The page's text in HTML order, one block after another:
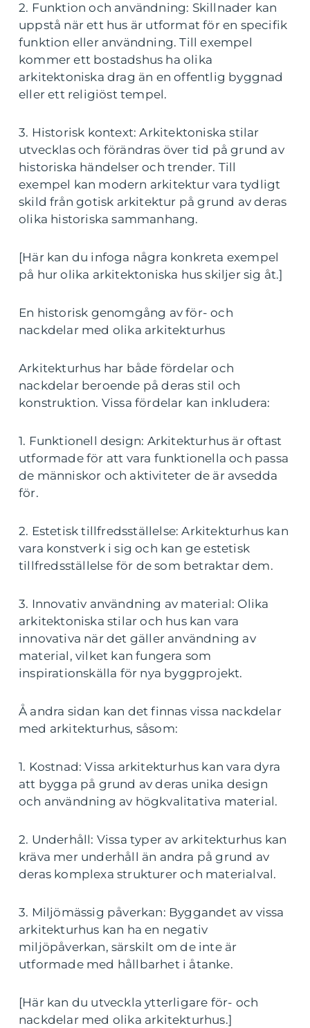
2. Funktion och användning: Skillnader kan
uppstå när ett hus är utformat för en specifik
funktion eller användning. Till exempel
kommer ett bostadshus ha olika
arkitektoniska drag än en offentlig byggnad
eller ett religiöst tempel.
3. Historisk kontext: Arkitektoniska stilar
utvecklas och förändras över tid på grund av
historiska händelser och trender. Till
exempel kan modern arkitektur vara tydligt
skild från gotisk arkitektur på grund av deras
olika historiska sammanhang.
[Här kan du infoga några konkreta exempel
på hur olika arkitektoniska hus skiljer sig åt.]
En historisk genomgång av för- och
nackdelar med olika arkitekturhus
Arkitekturhus har både fördelar och
nackdelar beroende på deras stil och
konstruktion. Vissa fördelar kan inkludera:
1. Funktionell design: Arkitekturhus är oftast
utformade för att vara funktionella och passa
de människor och aktiviteter de är avsedda
för.
2. Estetisk tillfredsställelse: Arkitekturhus kan
vara konstverk i sig och kan ge estetisk
tillfredsställelse för de som betraktar dem.
3. Innovativ användning av material: Olika
arkitektoniska stilar och hus kan vara
innovativa när det gäller användning av
material, vilket kan fungera som
inspirationskälla för nya byggprojekt.
Å andra sidan kan det finnas vissa nackdelar
med arkitekturhus, såsom:
1. Kostnad: Vissa arkitekturhus kan vara dyra
att bygga på grund av deras unika design
och användning av högkvalitativa material.
2. Underhåll: Vissa typer av arkitekturhus kan
kräva mer underhåll än andra på grund av
deras komplexa strukturer och materialval.
3. Miljömässig påverkan: Byggandet av vissa
arkitekturhus kan ha en negativ
miljöpåverkan, särskilt om de inte är
utformade med hållbarhet i åtanke.
[Här kan du utveckla ytterligare för- och
nackdelar med olika arkitekturhus.]